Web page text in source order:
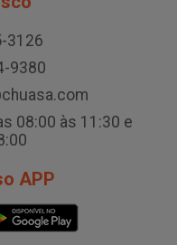
3126
9380
08:00 às 11:30 e
APP